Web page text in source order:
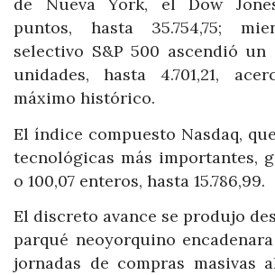
de Nueva York, el Dow
puntos, hasta 35.754,75;
selectivo S&P 500 ascendió un
unidades, hasta 4.701,21,
máximo histórico.
El índice compuesto Nasdaq,
tecnológicas más importantes,
o 100,07 enteros, hasta 15.786,99.
El discreto avance se produjo
parqué neoyorquino
jornadas de compras masivas